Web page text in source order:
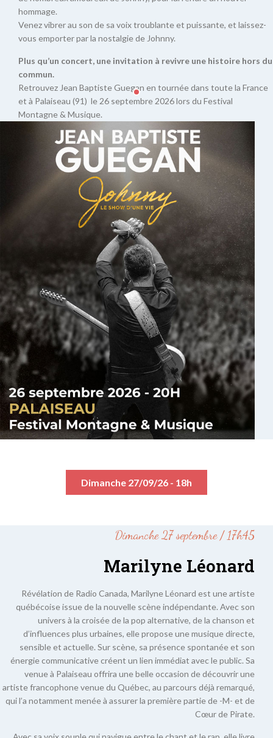
hommage.
Venez vibrer au son de sa voix troublante et puissante, et laissez-
vous emporter par la nostalgie de Johnny.
Plus qu’un concert, une invitation à revivre une histoire hors du
commun.
Retrouvez Jean Baptiste Guegan en tournée dans toute la France
et à Palaiseau (91) le 26 septembre 2026 lors du Festival
Montagne & Musique.
Dimanche 27/09/26 - 18h
Dimanche 27 septembre / 17h45
Marilyne Léonard
Révélation de Radio Canada, Marilyne Léonard est une artiste
québécoise issue de la nouvelle scène indépendante. Avec son
univers à la croisée de la pop alternative, de la chanson et
d’influences plus urbaines, elle propose une musique directe,
sensible et actuelle. Sur scène, sa présence spontanée et son
énergie communicative créent un lien immédiat avec le public. Sa
venue à Palaiseau offrira une belle occasion de découvrir une
artiste francophone venue du Québec, au parcours déjà remarqué,
qui l’a notamment menée à assurer la première partie de -M- et de
Cœur de Pirate.